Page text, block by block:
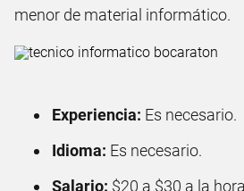
menor de material informático.
Experiencia: Es necesario.
Idioma: Es necesario.
Salario: $20 a $30 a la